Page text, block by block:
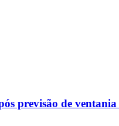
previsão de